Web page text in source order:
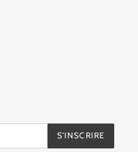
S'INSCRIRE